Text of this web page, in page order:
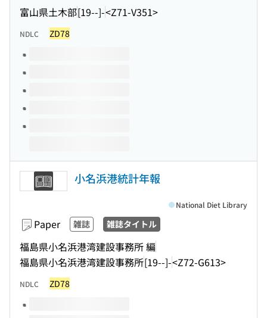
富山県土木部[19--]-<Z71-V351>
NDLC ZD78
Volumes of this title
小名浜港統計年報
Paper 雑誌 雑誌タイトル
福島県小名浜港湾建設事務所 編
福島県小名浜港湾建設事務所[19--]-<Z72-G613>
National Diet Library
NDLC ZD78
Volumes of this title